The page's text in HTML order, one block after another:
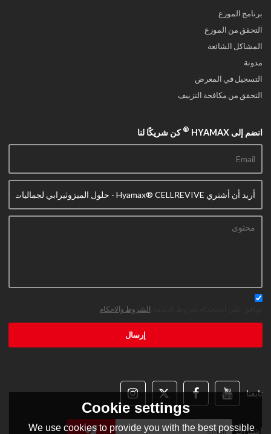
برنامج الموزع
التحقق من الموزع
المشاكل الشائعة
مدونة
التسجيل في المعرض
التحقق من مكافحة التزييف
انضم إلى HYAMAX ® كن شريكًا لنا
الشروط والاحكام
إرسال
تابعنا
اشتراك
Cookie settings
We use cookies to provide you with the best possible